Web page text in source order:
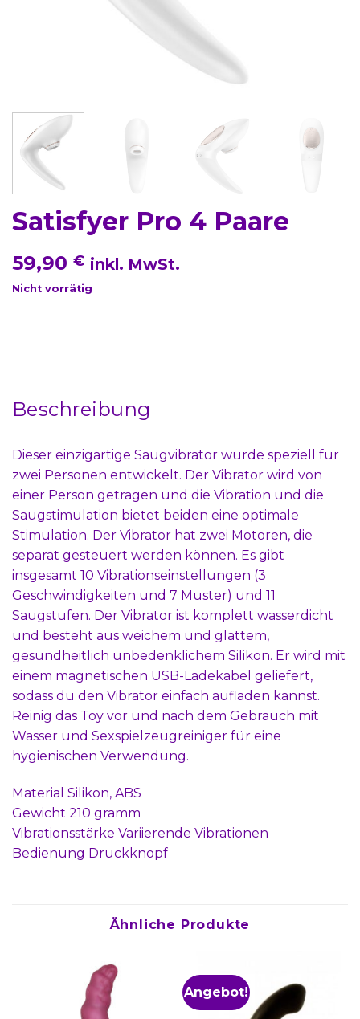
Satisfyer Pro 4 Paare
59,90 € inkl. MwSt.
Nicht vorrätig
Beschreibung
Dieser einzigartige Saugvibrator wurde speziell für
zwei Personen entwickelt. Der Vibrator wird von
einer Person getragen und die Vibration und die
Saugstimulation bietet beiden eine optimale
Stimulation. Der Vibrator hat zwei Motoren, die
separat gesteuert werden können. Es gibt
insgesamt 10 Vibrationseinstellungen (3
Geschwindigkeiten und 7 Muster) und 11
Saugstufen. Der Vibrator ist komplett wasserdicht
und besteht aus weichem und glattem,
gesundheitlich unbedenklichem Silikon. Er wird mit
einem magnetischen USB-Ladekabel geliefert,
sodass du den Vibrator einfach aufladen kannst.
Reinig das Toy vor und nach dem Gebrauch mit
Wasser und Sexspielzeugreiniger für eine
hygienischen Verwendung.
Material Silikon, ABS
Gewicht 210 gramm
Vibrationsstärke Variierende Vibrationen
Bedienung Druckknopf
Ähnliche Produkte
Angebot!